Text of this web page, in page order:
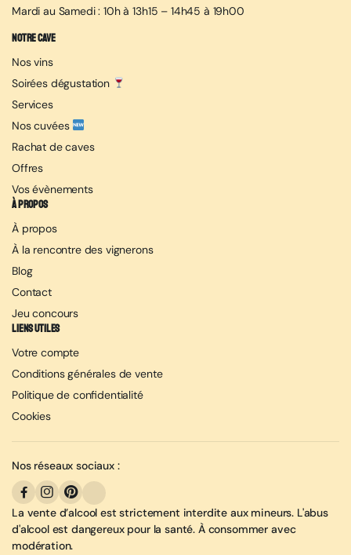
Mardi au Samedi : 10h à 13h15 – 14h45 à 19h00
Notre cave
Nos vins
Soirées dégustation
Services
Nos cuvées
Rachat de caves
Offres
Vos évènements
À propos
À propos
À la rencontre des vignerons
Blog
Contact
Jeu concours
Liens utiles
Votre compte
Conditions générales de vente
Politique de confidentialité
Cookies
Nos réseaux sociaux :
La vente d’alcool est strictement interdite aux mineurs. L'abus
d'alcool est dangereux pour la santé. À consommer avec
modération.